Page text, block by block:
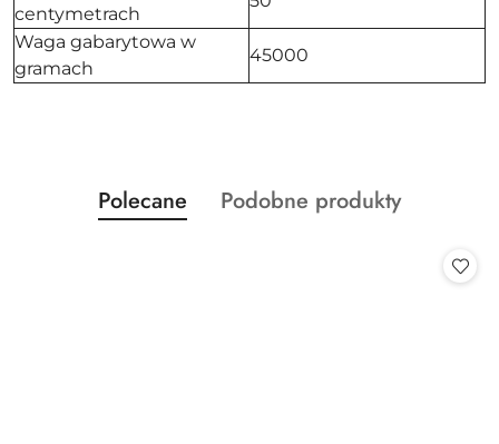
centymetrach
Waga gabarytowa w
gramach
45000
Pomiń karuzelę produktów
Produkty
o
Polecane
Produkty
Podobne produkty